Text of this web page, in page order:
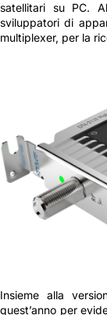
satellitari su PC.
sviluppatori di
multiplexer, per la
Insieme alla
quest’anno per